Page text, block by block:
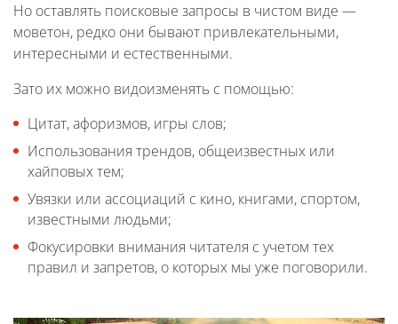
Но оставлять поисковые запросы в чистом виде —
моветон, редко они бывают привлекательными,
интересными и естественными.
Зато их можно видоизменять с помощью:
Цитат, афоризмов, игры слов;
Использования трендов, общеизвестных или
хайповых тем;
Увязки или ассоциаций с кино, книгами, спортом,
известными людьми;
Фокусировки внимания читателя с учетом тех
правил и запретов, о которых мы уже поговорили.